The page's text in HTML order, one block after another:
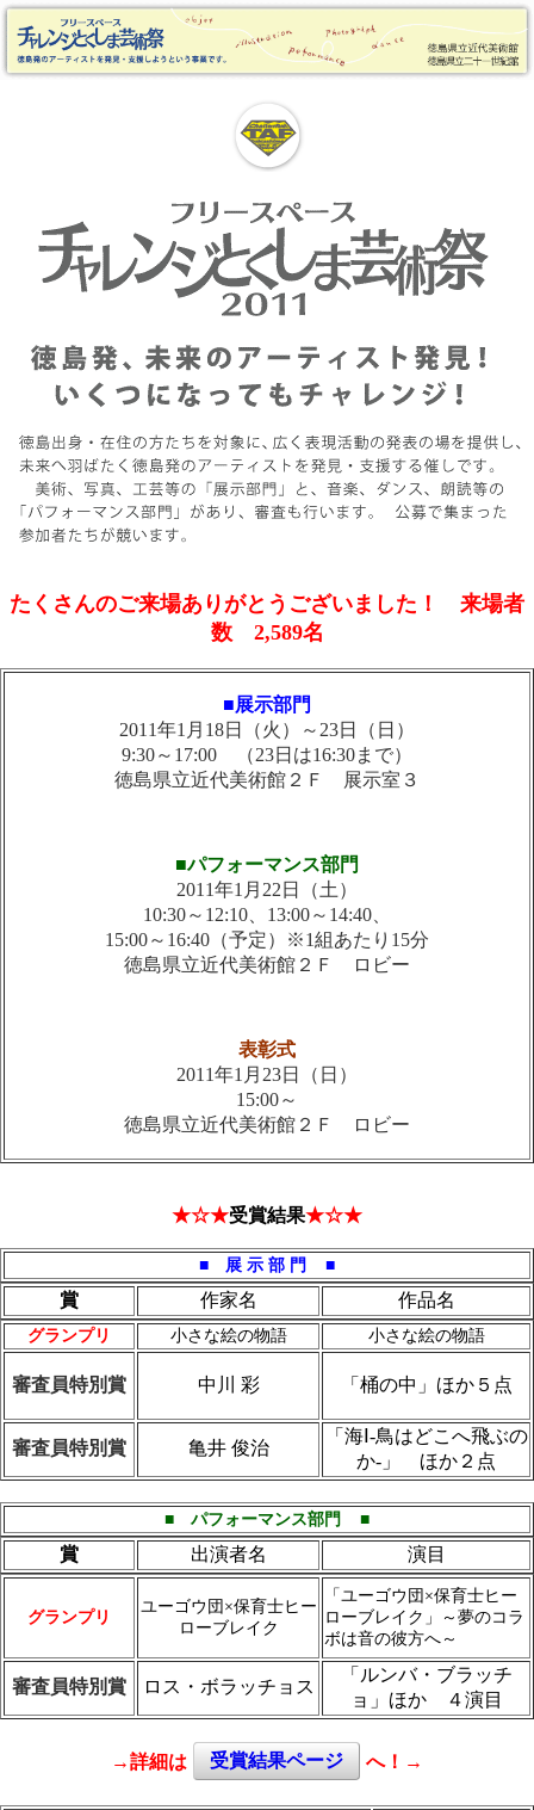
たくさんのご来場ありがとうございました！ 来場者
数 2,589名
■展示部門
2011年1月18日（火）～23日（日）
9:30～17:00 （23日は16:30まで）
徳島県立近代美術館２Ｆ 展示室３
■パフォーマンス部門
2011年1月22日（土）
10:30～12:10、13:00～14:40、
15:00～16:40（予定）※1組あたり15分
徳島県立近代美術館２Ｆ ロビー
表彰式
2011年1月23日（日）
15:00～
徳島県立近代美術館２Ｆ ロビー
★☆★受賞結果★☆★
■ 展 示 部 門 ■
賞 作家名 作品名
グランプリ 小さな絵の物語 小さな絵の物語
審査員特別賞 中川 彩 「桶の中」ほか５点
審査員特別賞 亀井 俊治
「海Ⅰ-鳥はどこへ飛ぶの
か-」 ほか２点
■ パフォーマンス部門 ■
賞 出演者名 演目
グランプリ
ユーゴウ団×保育士ヒー
ローブレイク
「ユーゴウ団×保育士ヒー
ローブレイク」～夢のコラ
ボは音の彼方へ～
審査員特別賞 ロス・ボラッチョス
「ルンバ・ブラッチ
ョ」ほか ４演目
→詳細は 受賞結果ページ へ！→